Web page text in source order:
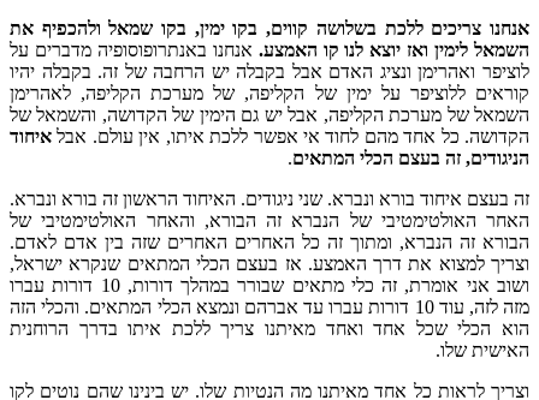
אנחנו צריכים ללכת בשלושה קווים, בקו ימין, בקו שמאל ולהכפיף את
השמאל לימין ואז יוצא לנו קו האמצע. אנחנו באנתרופוסופיה מדברים על
לוציפר ואהרימן ונציג האדם אבל בקבלה יש הרחבה של זה. בקבלה יהיו
קוראים ללוציפר על ימין של הקליפה, של מערכת הקליפה, לאהרימן
השמאל של מערכת הקליפה, אבל יש גם הימין של הקדושה, והשמאל של
הקדושה. כל אחד מהם לחוד אי אפשר ללכת איתו, אין עולם. אבל איחוד
הניגודים, זה בעצם הכלי המתאים.
זה בעצם איחוד בורא ונברא. שני ניגודים. האיחוד הראשון זה בורא ונברא.
האחר האולטימטיבי של הנברא זה הבורא, והאחר האולטימטיבי של
הבורא זה הנברא, ומתוך זה כל האחרים האחרים שזה בין אדם לאדם.
וצריך למצוא את דרך האמצע. אז בעצם הכלי המתאים שנקרא ישראל,
ושוב אני אומרת, זה כלי מתאים שבורר במהלך דורות, 10 דורות עברו
מזה לזה, עוד 10 דורות עברו עד אברהם ונמצא הכלי המתאים. והכלי הזה
הוא הכלי שכל אחד ואחד מאיתנו צריך ללכת איתו בדרך הרוחנית
האישית שלו.
וצריך לראות כל אחד מאיתנו מה הנטיות שלו. יש בינינו שהם נוטים לקו